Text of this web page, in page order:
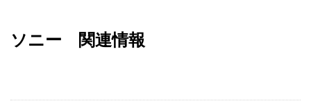
ソニー 関連情報